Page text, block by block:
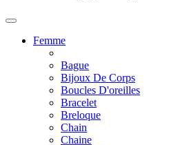
Femme
Bague
Bijoux De Corps
Boucles D'oreilles
Bracelet
Breloque
Chain
Chaine